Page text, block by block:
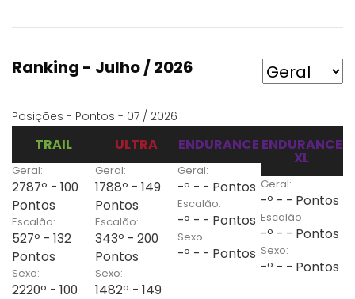
Ranking - Julho / 2026
Posições - Pontos - 07 / 2026
TRAIL
Geral:
2787º - 100
Pontos
Escalão:
527º - 132
Pontos
Sexo:
2220º - 100
ULTRA
Geral:
1788º - 149
Pontos
Escalão:
343º - 200
Pontos
Sexo:
1482º - 149
ENDURANCE
Geral:
-º - - Pontos
Escalão:
-º - - Pontos
Sexo:
-º - - Pontos
ENDURANCE
XL
Geral:
-º - - Pontos
Escalão:
-º - - Pontos
Sexo:
-º - - Pontos